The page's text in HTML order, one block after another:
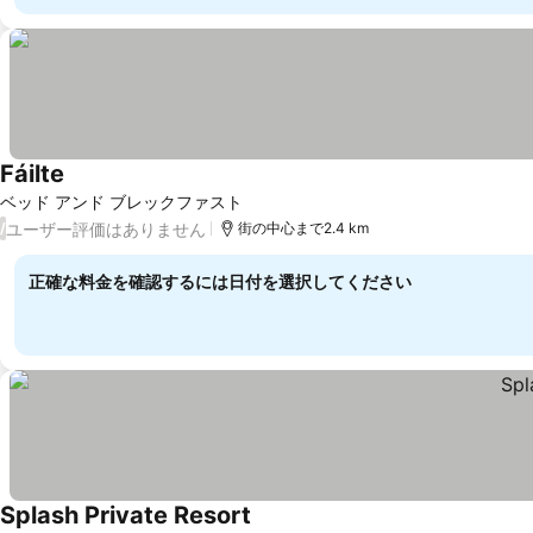
ベッド アンド ブレックファスト
Fáilte
/ユーザー評価はありません 街の中心まで2.4 km
正確な料金を確認するには日付を選択してください
Splash Private Resort